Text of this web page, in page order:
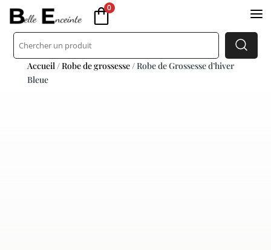
0 a
Accueil/Robe de grossesse/ Robe de Grossesse d’hiver
Bleue